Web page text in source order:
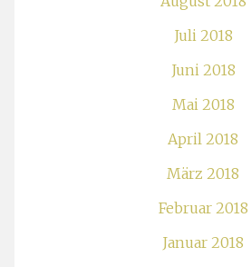
Juli 2018
Juni 2018
Mai 2018
April 2018
März 2018
Februar 2018
Januar 2018